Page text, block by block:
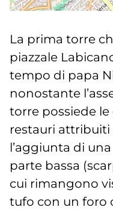
La prima torre
piazzale
tempo di papa
nonostante
torre possiede
restauri attribuiti
l’aggiunta di
parte bassa
cui rimangono
tufo con un foro